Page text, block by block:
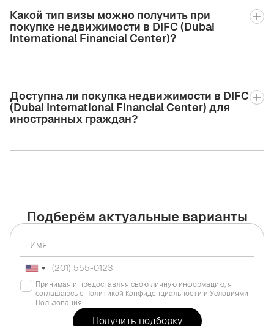
Какой тип визы можно получить при
покупке недвижимости в DIFC (Dubai
International Financial Center)?
Доступна ли покупка недвижимости в DIFC
(Dubai International Financial Center) для
иностранных граждан?
Подберём актуальные варианты
Принимая и предоставляя свою личную информацию, я
соглашаюсь с Политикой Конфиденциальности и Условиями
Пользования.